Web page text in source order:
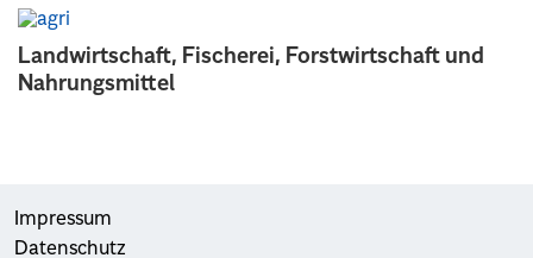
Landwirtschaft, Fischerei, Forstwirtschaft und
Nahrungsmittel
Impressum
Datenschutz